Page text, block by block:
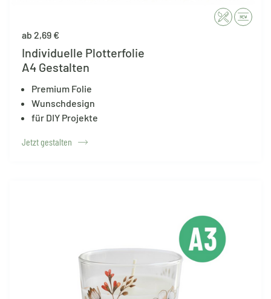
ab 2,69 €
Individuelle Plotterfolie
A4 Gestalten
Premium Folie
Wunschdesign
für DIY Projekte
Jetzt gestalten